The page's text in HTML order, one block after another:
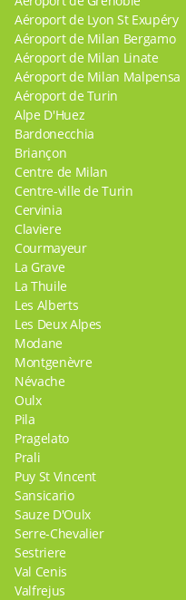
Aéroport de Lyon St Exupéry
Aéroport de Milan Bergamo
Aéroport de Milan Linate
Aéroport de Milan Malpensa
Aéroport de Turin
Alpe D'Huez
Bardonecchia
Briançon
Centre de Milan
Centre-ville de Turin
Cervinia
Claviere
Courmayeur
La Grave
La Thuile
Les Alberts
Les Deux Alpes
Modane
Montgenèvre
Névache
Oulx
Pila
Pragelato
Prali
Puy St Vincent
Sansicario
Sauze D'Oulx
Serre-Chevalier
Sestriere
Val Cenis
Valfrejus